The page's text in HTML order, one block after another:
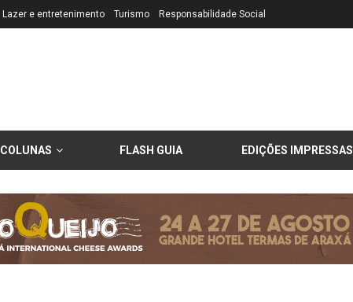
Lazer e entretenimento Turismo Responsabilidade Social
COLUNAS FLASH GUIA EDIÇÕES IMPRESSAS